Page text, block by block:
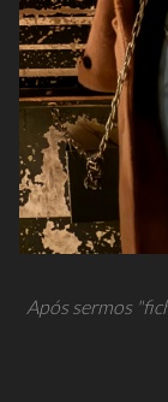
Após sermos